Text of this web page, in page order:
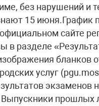
без нарушений и
15 июня.График
сайте
в разделе
бланков
услуг
экзаменов
прошлых